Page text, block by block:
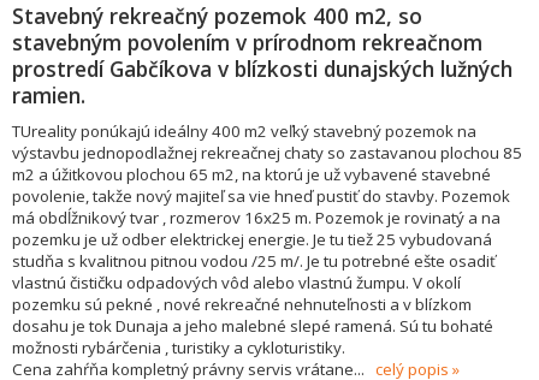
Stavebný rekreačný pozemok 400 m2, so
stavebným povolením v prírodnom rekreačnom
prostredí Gabčíkova v blízkosti dunajských lužných
ramien.
TUreality ponúkajú ideálny 400 m2 veľký stavebný pozemok na
výstavbu jednopodlažnej rekreačnej chaty so zastavanou plochou 85
m2 a úžitkovou plochou 65 m2, na ktorú je už vybavené stavebné
povolenie, takže nový majiteľ sa vie hneď pustiť do stavby. Pozemok
má obdĺžnikový tvar , rozmerov 16x25 m. Pozemok je rovinatý a na
pozemku je už odber elektrickej energie. Je tu tiež 25 vybudovaná
studňa s kvalitnou pitnou vodou /25 m/. Je tu potrebné ešte osadiť
vlastnú čističku odpadových vôd alebo vlastnú žumpu. V okolí
pozemku sú pekné , nové rekreačné nehnuteľnosti a v blízkom
dosahu je tok Dunaja a jeho malebné slepé ramená. Sú tu bohaté
možnosti rybárčenia , turistiky a cykloturistiky.
Cena zahŕňa kompletný právny servis vrátane... celý popis